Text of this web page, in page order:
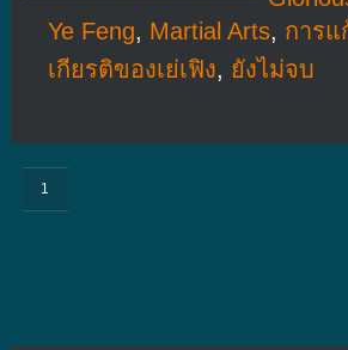
Ye Feng, Martial Arts, การ
เกียรติของเย่เฟิง, ยังไม่จบ
1